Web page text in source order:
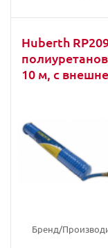
Huberth
10 м, с
Бренд/